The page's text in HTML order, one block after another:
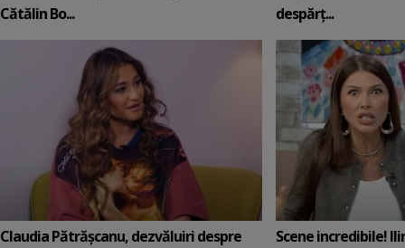
Cătălin Bo...
despărț...
Claudia Pătrășcanu, dezvăluiri despre
Scene incredibile!